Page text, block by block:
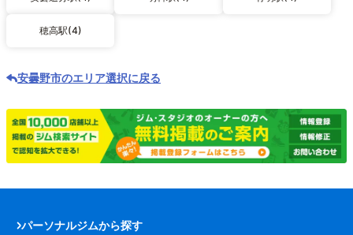
穂高駅(4)
安曇野市のエリア選択に戻る
パーソナルジムから探す